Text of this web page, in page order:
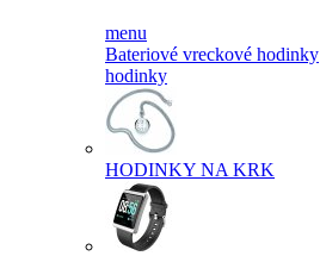
menu
Bateriové vreckové hodinky
hodinky
HODINKY NA KRK